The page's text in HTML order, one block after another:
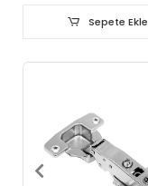
Sepete Ekle